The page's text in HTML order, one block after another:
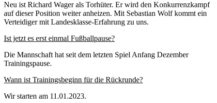
Neu ist Richard Wager als Torhüter. Er wird den Konkurrenzkampf
auf dieser Position weiter anheizen. Mit Sebastian Wolf kommt ein
Verteidiger mit Landesklasse-Erfahrung zu uns.
Ist jetzt es erst einmal Fußballpause?
Die Mannschaft hat seit dem letzten Spiel Anfang Dezember
Trainingspause.
Wann ist Trainingsbeginn für die Rückrunde?
Wir starten am 11.01.2023.